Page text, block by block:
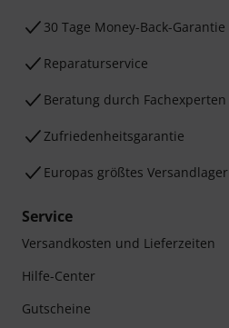
30 Tage Money-Back-Garantie
Reparaturservice
Beratung durch Fachexperten
Zufriedenheitsgarantie
Europas größtes Versandlager
Service
Versandkosten und Lieferzeiten
Hilfe-Center
Gutscheine